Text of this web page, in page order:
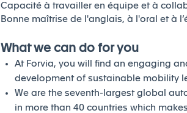
Capacité à travailler en équipe et à
Bonne maîtrise de l'anglais, à l'oral et à
What we can do for you
At Forvia, you will find an engaging
development of sustainable mobility
We are the seventh-largest global
in more than 40 countries which